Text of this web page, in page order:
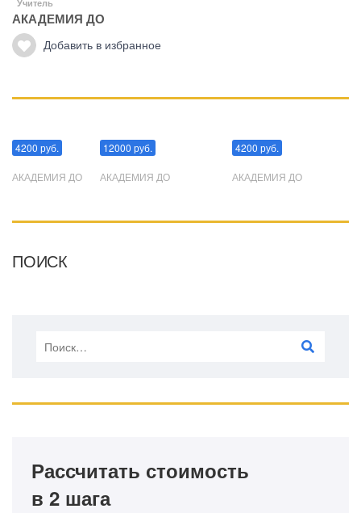
Учитель
АКАДЕМИЯ ДО
Добавить в избранное
4200 руб.
АКАДЕМИЯ ДО
12000 руб.
АКАДЕМИЯ ДО
4200 руб.
АКАДЕМИЯ ДО
ПОИСК
Рассчитать стоимость
в 2 шага